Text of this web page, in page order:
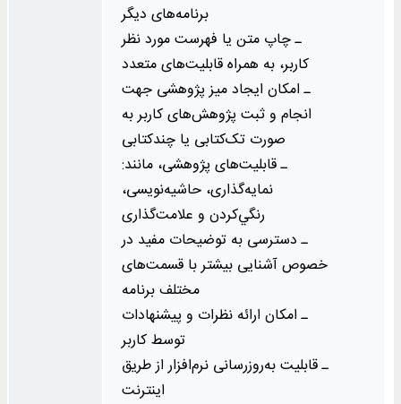
برنامه‌های دیگر
ـ چاپ متن یا فهرست مورد نظر
کاربر، به همراه قابلیت‌های متعدد
ـ امکان ایجاد میز پژوهشی جهت
انجام و ثبت پژوهش‌های کاربر به
صورت تک‌کتابی یا چندکتابی
ـ قابلیت‌های پژوهشی، مانند:
نمایه‌گذاری، حاشیه‌نویسی،
رنگي‌كردن و علامت‌گذاری
ـ دسترسی به توضیحات مفید در
خصوص آشنایی بیشتر با قسمت‌های
مختلف برنامه
ـ امکان ارائه نظرات و پیشنهادات
توسط کاربر
ـ قابلیت به‌روزرسانی نرم‌افزار از طریق
اینترنت